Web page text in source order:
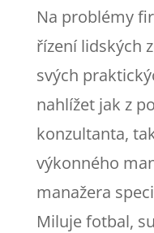
Na problémy
řízení lidských
svých
nahlížet jak z
konzultanta,
výkonného
manažera
Miluje fotbal,